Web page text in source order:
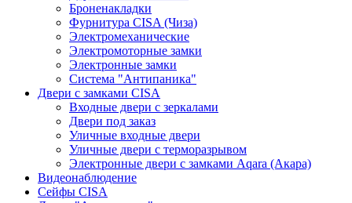
Броненакладки
Фурнитура CISA (Чиза)
Электромеханические
Электромоторные замки
Электронные замки
Система "Антипаника"
Двери с замками CISA
Входные двери с зеркалами
Двери под заказ
Уличные входные двери
Уличные двери с терморазрывом
Электронные двери с замками Aqara (Акара)
Видеонаблюдение
Сейфы CISA